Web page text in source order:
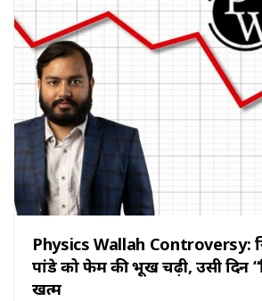
Physics Wallah Controversy:
पांडे को फेम की भूख चढ़ी, उसी दिन
खत्म